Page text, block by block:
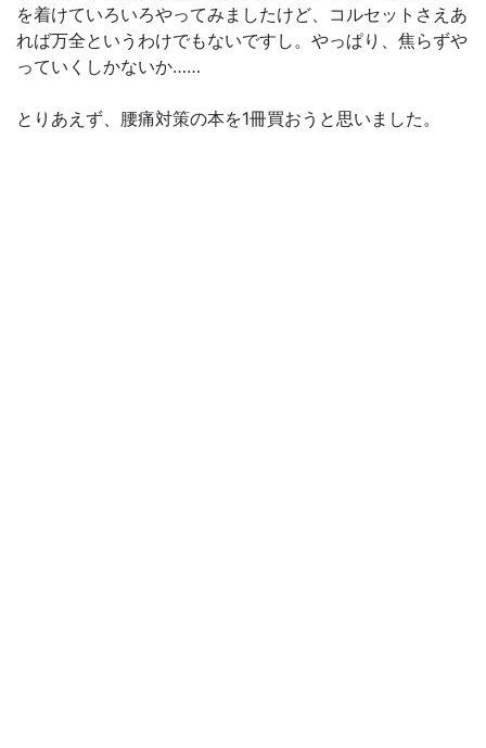
を着けていろいろやってみましたけど、コルセットさえあ
れば万全というわけでもないですし。やっぱり、焦らずや
っていくしかないか……
とりあえず、腰痛対策の本を1冊買おうと思いました。